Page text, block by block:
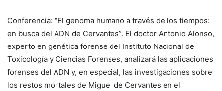
Conferencia: “El genoma humano a través de los tiempos:
en busca del ADN de Cervantes”. El doctor Antonio Alonso,
experto en genética forense del Instituto Nacional de
Toxicología y Ciencias Forenses, analizará las aplicaciones
forenses del ADN y, en especial, las investigaciones sobre
los restos mortales de Miguel de Cervantes en el